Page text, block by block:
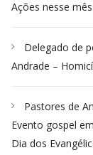
Ações nesse
Delegado de
Andrade –
Pastores de
Evento gospel
Dia dos